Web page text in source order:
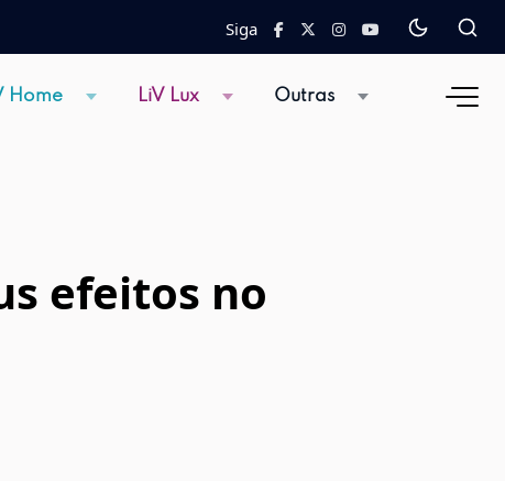
Siga
Home LiV Lux Outras
efeitos no